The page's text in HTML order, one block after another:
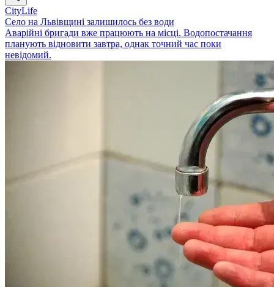
CityLife
Село на Львівщині залишилось без води
Аварійні бригади вже працюють на місці. Водопостачання
планують відновити завтра, однак точний час поки
невідомий.